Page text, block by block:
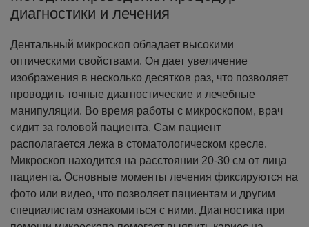
диагностики и лечения
Дентальный микроскоп обладает высокими
оптическими свойствами. Он дает увеличение
изображения в несколько десятков раз, что позволяет
проводить точные диагностические и лечебные
манипуляции. Во время работы с микроскопом, врач
сидит за головой пациента. Сам пациент
располагается лежа в стоматологическом кресле.
Микроскоп находится на расстоянии 20-30 см от лица
пациента. Основные моменты лечения фиксируются на
фото или видео, что позволяет пациентам и другим
специалистам ознакомиться с ними. Диагностика при